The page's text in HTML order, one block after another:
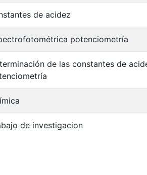
de acidez
potenciometría
de las constantes de
de investigacion